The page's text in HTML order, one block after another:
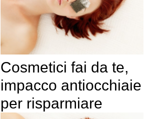
Cosmetici fai da te,
impacco antiocchiaie
per risparmiare